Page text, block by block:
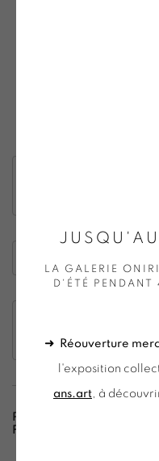
différentes
PRÉPAREZ VOTRE
FAIR 2024
LA GALERIE
D'ÉTÉ PENDANT
➜ Réouverture
l'exposition
ans.art, à